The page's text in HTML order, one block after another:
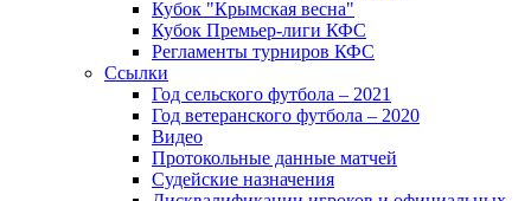
Кубок "Крымская весна"
Кубок Премьер-лиги КФС
Регламенты турниров КФС
Ссылки
Год сельского футбола – 2021
Год ветеранского футбола – 2020
Видео
Протокольные данные матчей
Судейские назначения